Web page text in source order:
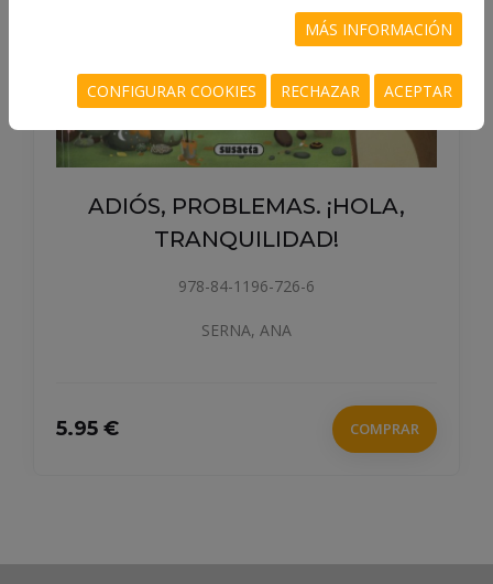
ADIÓS, PROBLEMAS. ¡HOLA,
TRANQUILIDAD!
978-84-1196-726-6
SERNA, ANA
5.95 € COMPRAR
MÁS INFORMACIÓN
CONFIGURAR COOKIES RECHAZAR ACEPTAR